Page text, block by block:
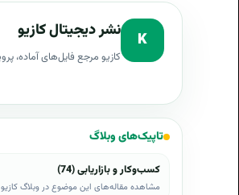
K نشر دیجیتال کازیو
کازیو مرجع فایل‌های آماده،
تاپیک‌های وبلاگ
کسب‌وکار و بازاریابی (74)
مشاهده مقاله‌های این موضوع در وبلاگ کازیو